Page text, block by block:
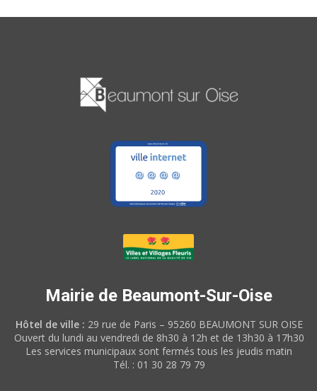
Mairie de Beaumont-Sur-Oise
Hôtel de ville : 29 rue de Paris – 95260 BEAUMONT SUR OISE
Ouvert du lundi au vendredi de 8h30 à 12h et de 13h30 à 17h30
Les services municipaux sont fermés tous les jeudis matin
Tél. : 01 30 28 79 79